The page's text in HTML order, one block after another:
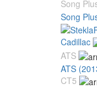
Song
Song
Cadillac
ATS
ATS
CT5